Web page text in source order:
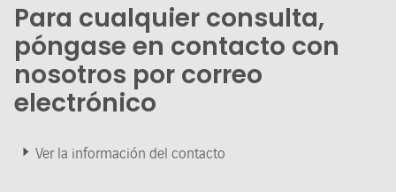
Para cualquier consulta,
póngase en contacto con
nosotros por correo
electrónico
Ver la información del contacto